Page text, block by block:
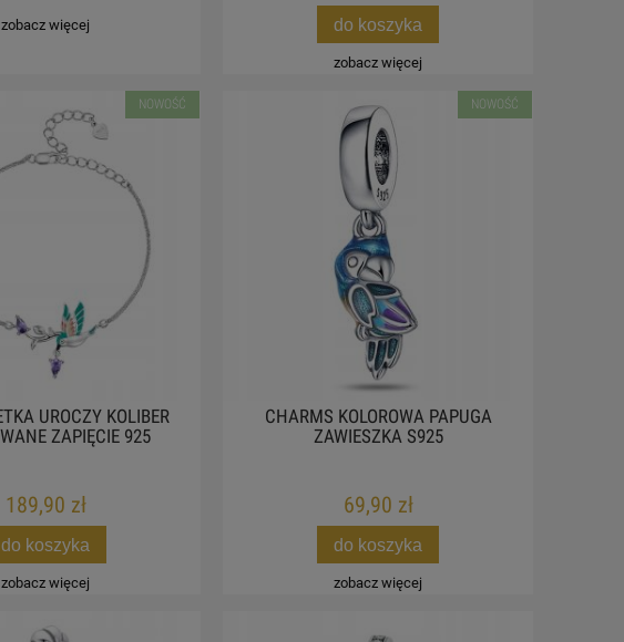
zobacz więcej do koszyka
zobacz więcej
UROCZY KOLIBER
ZAPIĘCIE 925
189,90 zł
do koszyka
zobacz więcej
NOWOŚĆ
CHARMS KOLOROWA PAPUGA
ZAWIESZKA S925
69,90 zł
do koszyka
zobacz więcej
NOWOŚĆ